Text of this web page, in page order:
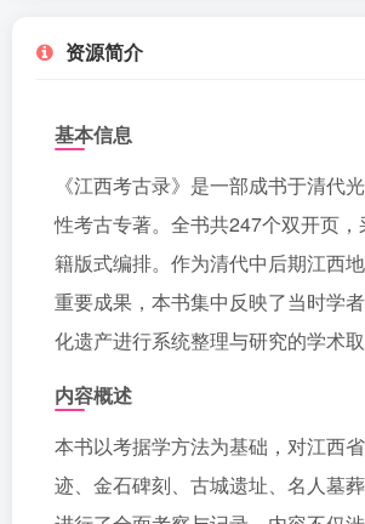
资源简介
基本信息
《江西考古录》是一部成书于清代
性考古专著。全书共247个双开页
籍版式编排。作为清代中后期江西
重要成果，本书集中反映了当时学
化遗产进行系统整理与研究的学术取
内容概述
本书以考据学方法为基础，对江西
迹、金石碑刻、古城遗址、名人墓